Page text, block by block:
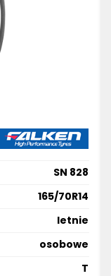
SN 828
165/70R14
letnie
osobowe
T